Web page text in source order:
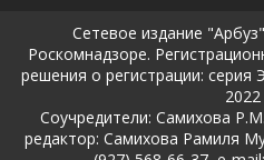
Сетевое издание
Роскомнадзоре.
решения о регистрации:
2022
Соучредители: Самихова
редактор: Самихова Рамиля